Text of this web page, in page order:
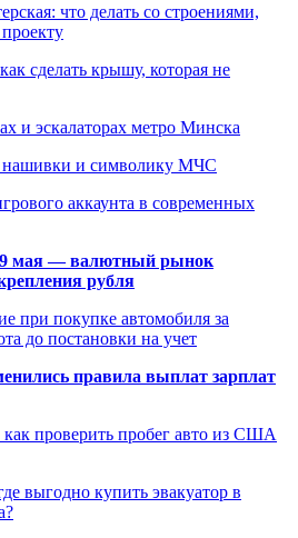
что делать со строениями,
сделать крышу, которая не
и эскалаторах метро Минска
и символику МЧС
аккаунта в современных
9 мая — валютный рынок
рубля
при покупке автомобиля за
до постановки на учет
правила выплат зарплат
проверить пробег авто из США
выгодно купить эвакуатор в